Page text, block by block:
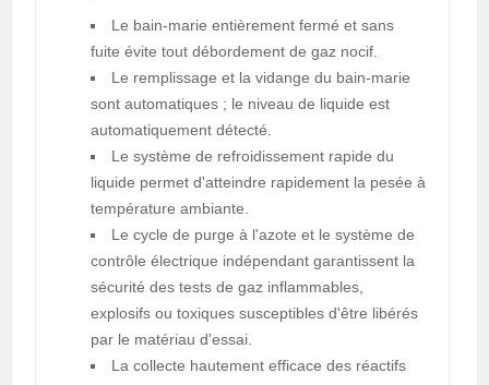
Le bain-marie entièrement fermé et sans
fuite évite tout débordement de gaz nocif.
Le remplissage et la vidange du bain-marie
sont automatiques ; le niveau de liquide est
automatiquement détecté.
Le système de refroidissement rapide du
liquide permet d'atteindre rapidement la pesée à
température ambiante.
Le cycle de purge à l'azote et le système de
contrôle électrique indépendant garantissent la
sécurité des tests de gaz inflammables,
explosifs ou toxiques susceptibles d'être libérés
par le matériau d'essai.
La collecte hautement efficace des réactifs